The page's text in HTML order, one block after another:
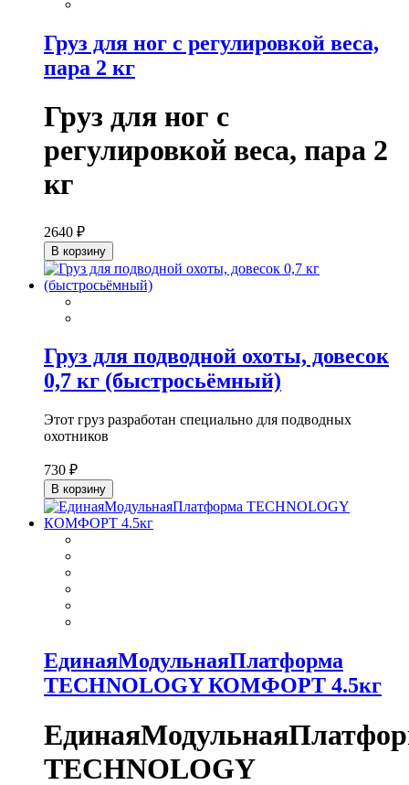
Груз для ног с регулировкой веса,
пара 2 кг
Груз для ног с
регулировкой веса, пара 2
кг
2640 ₽
В корзину
Груз для подводной охоты, довесок
0,7 кг (быстросьёмный)
Этот груз разработан специально для подводных
охотников
730 ₽
В корзину
ЕдинаяМодульнаяПлатформа
TECHNOLOGY КОМФОРТ 4.5кг
TECHNOLOGY